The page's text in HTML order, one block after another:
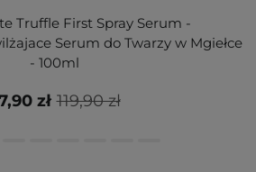
Truffle First Spray Serum -
Serum do Twarzy w Mgiełce
- 100ml
119,90 zł
zł